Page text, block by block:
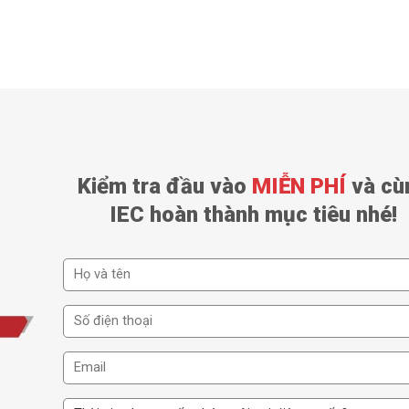
Kiểm tra đầu vào MIỄN PHÍ và
IEC hoàn thành mục tiêu nhé!